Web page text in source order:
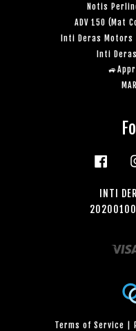
Notis
ADV 150 (Mat
Inti Deras Motors
Inti
INTI
Terms of Service